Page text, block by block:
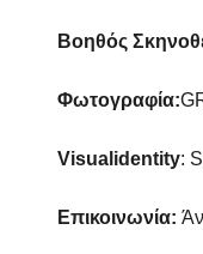
Βοηθός
Φωτογραφία:
Visualidentity:
Επικοινωνία: